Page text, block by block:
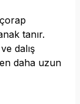
tanır.
dalış
daha uzun